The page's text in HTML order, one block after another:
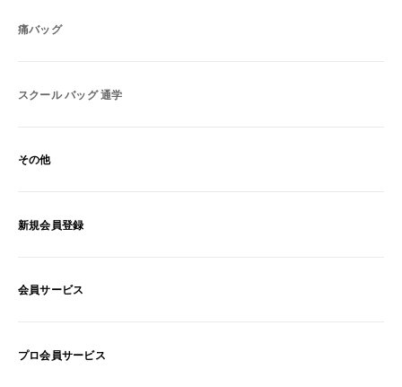
痛バッグ
スクール バッグ 通学
その他
新規会員登録
会員サービス
プロ会員サービス